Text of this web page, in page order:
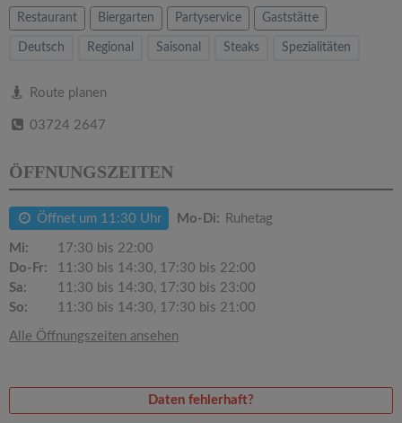
Restaurant Biergarten Partyservice Gaststätte
Deutsch Regional Saisonal Steaks Spezialitäten
Route planen
03724 2647
ÖFFNUNGSZEITEN
Öffnet um 11:30 Uhr Mo-Di: Ruhetag
Mi:
17:30 bis 22:00
Do-Fr:
11:30 bis 14:30, 17:30 bis 22:00
Sa:
11:30 bis 14:30, 17:30 bis 23:00
So:
11:30 bis 14:30, 17:30 bis 21:00
Alle Öffnungszeiten ansehen
Daten fehlerhaft?
v
g
a
t
i